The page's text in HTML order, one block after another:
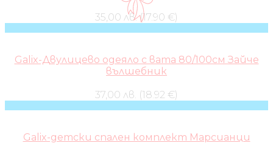
35,00 лв. (17.90 €)
Galix-Двулицево одеяло с вата 80/100см Зайче
вълшебник
37,00 лв. (18.92 €)
Galix-детски спален комплект Марсианци